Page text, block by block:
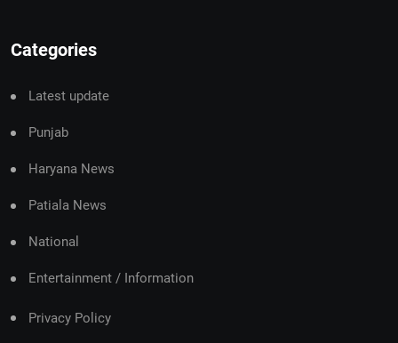
Categories
Latest update
Punjab
Haryana News
Patiala News
National
Entertainment / Information
Privacy Policy